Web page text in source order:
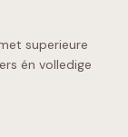
superieure
én volledige